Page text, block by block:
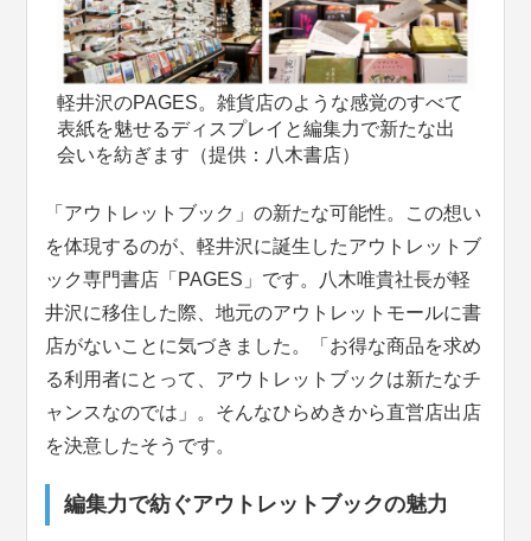
軽井沢のPAGES。雑貨店のような感覚のすべて
表紙を魅せるディスプレイと編集力で新たな出
会いを紡ぎます（提供：八木書店）
「アウトレットブック」の新たな可能性。この想い
を体現するのが、軽井沢に誕生したアウトレットブ
ック専門書店「PAGES」です。八木唯貴社長が軽
井沢に移住した際、地元のアウトレットモールに書
店がないことに気づきました。「お得な商品を求め
る利用者にとって、アウトレットブックは新たなチ
ャンスなのでは」。そんなひらめきから直営店出店
を決意したそうです。
編集力で紡ぐアウトレットブックの魅力